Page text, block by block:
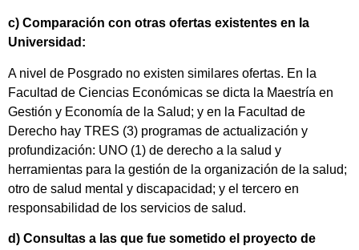
c) Comparación con otras ofertas existentes en la
Universidad:
A nivel de Posgrado no existen similares ofertas. En la
Facultad de Ciencias Económicas se dicta la Maestría en
Gestión y Economía de la Salud; y en la Facultad de
Derecho hay TRES (3) programas de actualización y
profundización: UNO (1) de derecho a la salud y
herramientas para la gestión de la organización de la salud;
otro de salud mental y discapacidad; y el tercero en
responsabilidad de los servicios de salud.
d) Consultas a las que fue sometido el proyecto de